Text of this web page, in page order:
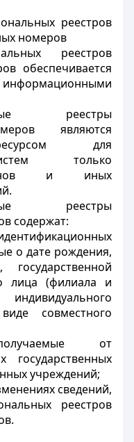
реестров
номеров
реестров
обеспечивается
реестры
являются
для
только
и иных
реестры
содержат:
о дате рождения,
лица (филиала и
совместного
от
государственных
учреждений;
сведений,
реестров